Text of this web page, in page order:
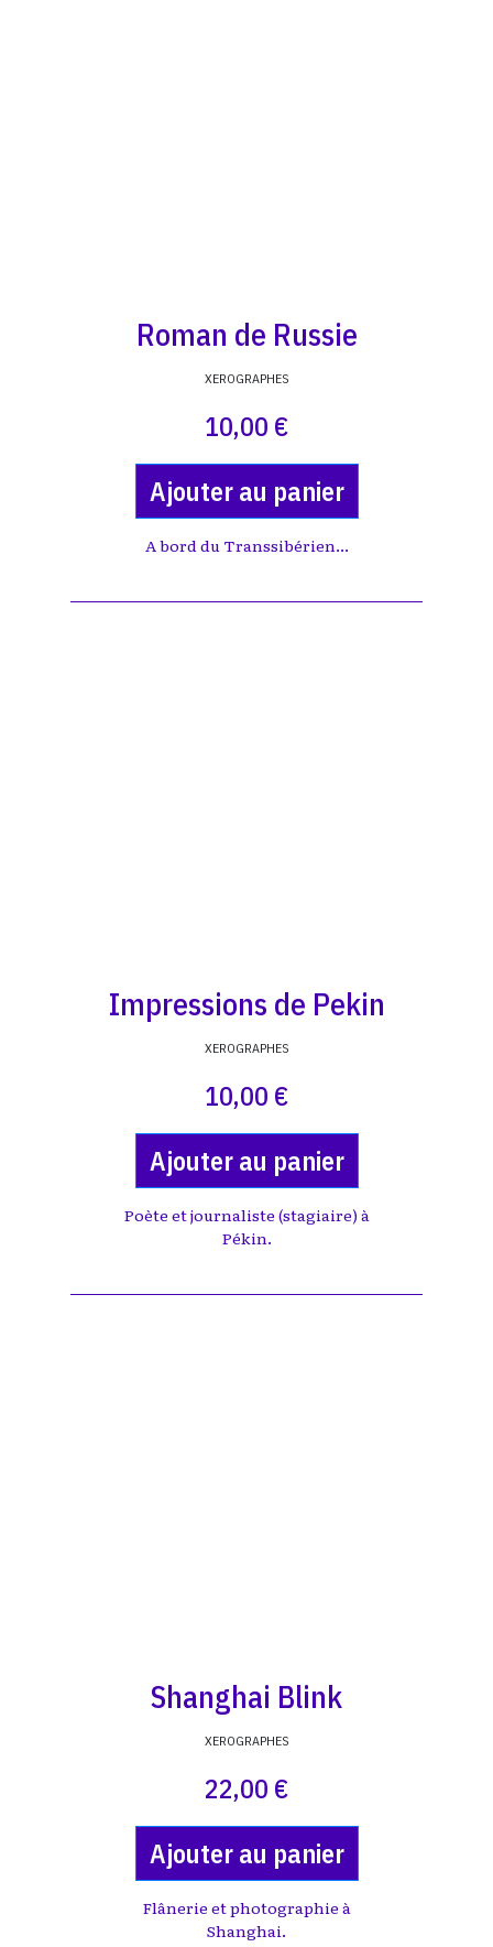
Roman de Russie
XEROGRAPHES
10,00 €
Ajouter au panier
A bord du Transsibérien...
Impressions de Pekin
XEROGRAPHES
10,00 €
Ajouter au panier
Poète et journaliste (stagiaire) à
Pékin.
Shanghai Blink
XEROGRAPHES
22,00 €
Ajouter au panier
Flânerie et photographie à
Shanghai.